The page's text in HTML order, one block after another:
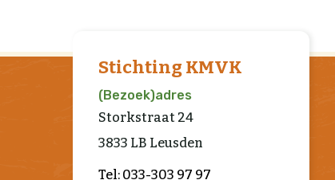
Stichting KMVK
(Bezoek)adres
Storkstraat 24
3833 LB Leusden
Tel: 033-303 97 97